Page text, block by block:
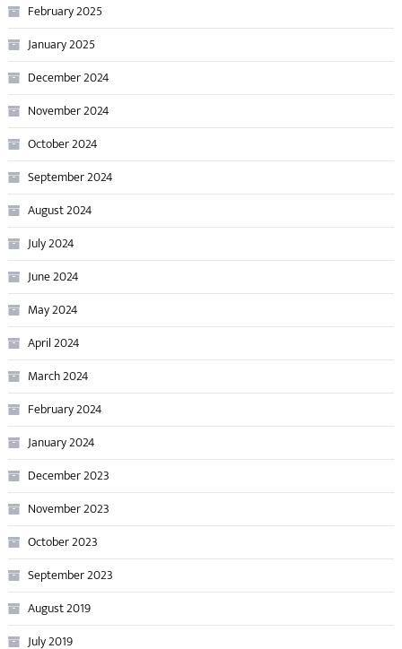
February 2025
January 2025
December 2024
November 2024
October 2024
September 2024
August 2024
July 2024
June 2024
May 2024
April 2024
March 2024
February 2024
January 2024
December 2023
November 2023
October 2023
September 2023
August 2019
July 2019